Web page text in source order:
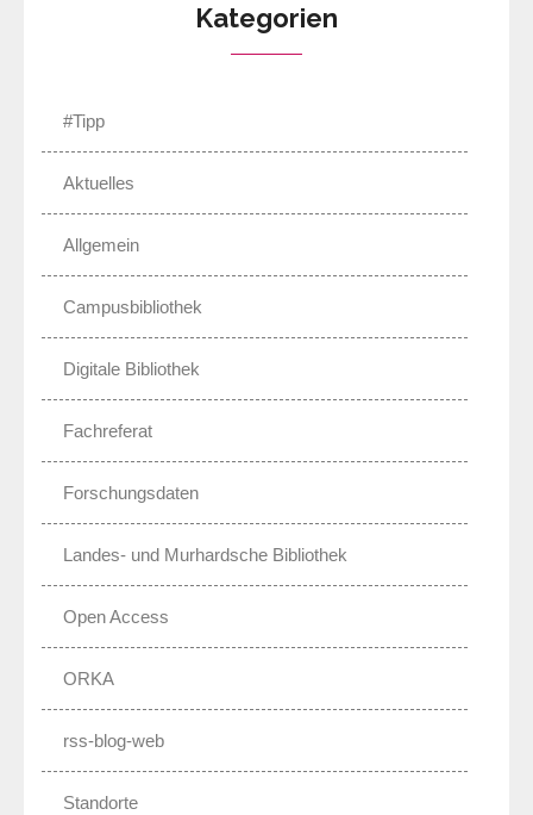
Kategorien
#Tipp
Aktuelles
Allgemein
Campusbibliothek
Digitale Bibliothek
Fachreferat
Forschungsdaten
Landes- und Murhardsche Bibliothek
Open Access
ORKA
rss-blog-web
Standorte